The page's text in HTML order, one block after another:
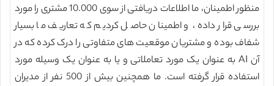
منظور اطمینان، ما اطلاعات دریافتی از سوی 10.000 مشتری را مورد
بررسی قرار داده، و اطمینان حاصل کردیم که تعاریف ما بسیار
شفاف بوده و مشتریان موقعیت های متفاوتی را درک کرده که در
آن AI به عنوان یک مورد تعاملاتی و یا به عنوان یک وسیله مورد
استفاده قرار گرفته است. ما همچنین بیش از 500 نفر از مدیران